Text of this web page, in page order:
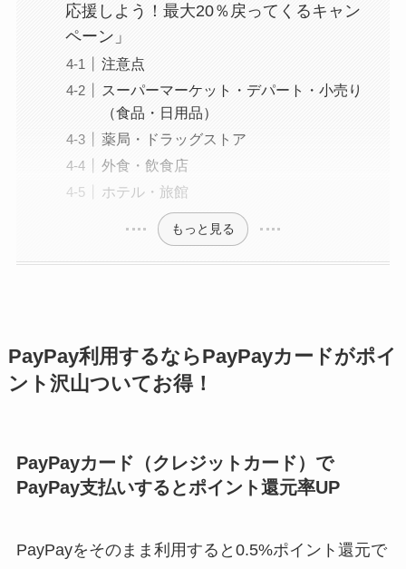
応援しよう！最大20％戻ってくるキャン
ペーン」
注意点
スーパーマーケット・デパート・小売り
（食品・日用品）
薬局・ドラッグストア
外食・飲食店
ホテル・旅館
もっと見る
PayPay利用するならPayPayカードがポイ
ント沢山ついてお得！
PayPayカード（クレジットカード）で
PayPay支払いするとポイント還元率UP
PayPayをそのまま利用すると0.5%ポイント還元で